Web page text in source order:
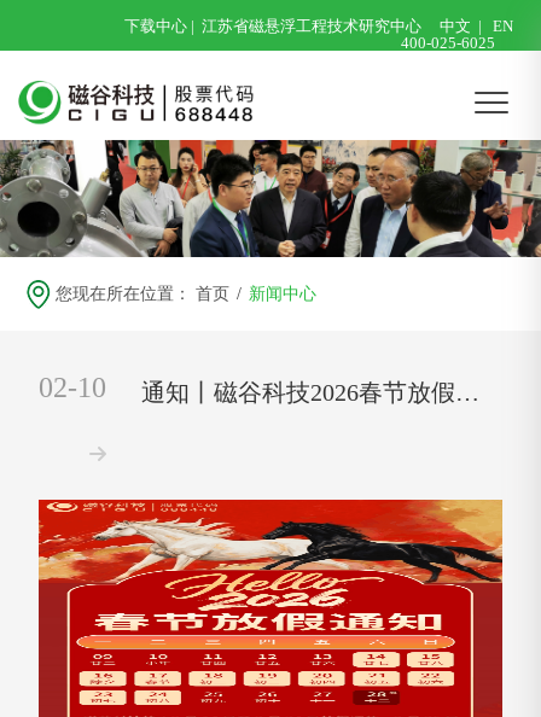
下载中心 |江苏省磁悬浮工程技术研究中心 中文 |
EN
400-025-6025
您现在所在位置：首页 / 新闻中心
02-10

通知丨磁谷科技2026春节放假安排